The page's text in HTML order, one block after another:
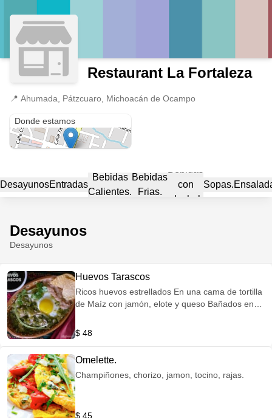
Restaurant La Fortaleza
📍 Ahumada, Pátzcuaro, Michoacán de Ocampo
Donde estamos
DesayunosEntradas
Bebidas
Calientes.
Bebidas
Frias.
con
alcohol.
Sopas.
Desayunos
Desayunos
Huevos Tarascos
Ricos huevos estrellados En una cama de tortilla
de Maíz con jamón, elote y queso Bañados en
$ 48
Omelette.
Champiñones, chorizo, jamon, tocino, rajas.
$ 45